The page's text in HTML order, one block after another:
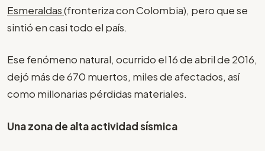
Esmeraldas(fronteriza con Colombia), pero que se
sintió en casi todo el país.
Ese fenómeno natural, ocurrido el 16 de abril de 2016,
dejó más de 670 muertos, miles de afectados, así
como millonarias pérdidas materiales.
Una zona de alta actividad sísmica